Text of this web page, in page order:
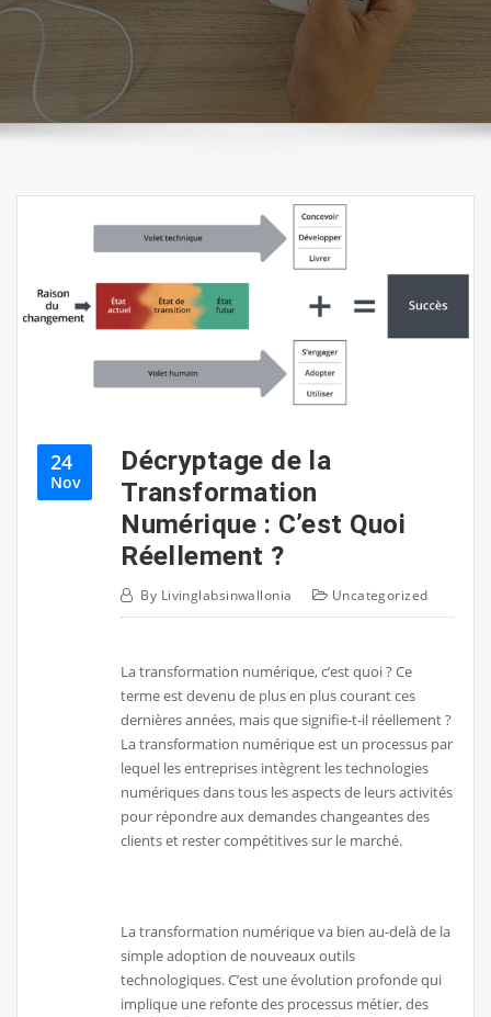
24
Nov
Décryptage de la
Transformation
Numérique : C’est Quoi
Réellement ?
By Livinglabsinwallonia Uncategorized
La transformation numérique, c’est quoi ? Ce
terme est devenu de plus en plus courant ces
dernières années, mais que signifie-t-il réellement ?
La transformation numérique est un processus par
lequel les entreprises intègrent les technologies
numériques dans tous les aspects de leurs activités
pour répondre aux demandes changeantes des
clients et rester compétitives sur le marché.
La transformation numérique va bien au-delà de la
simple adoption de nouveaux outils
technologiques. C’est une évolution profonde qui
implique une refonte des processus métier, des